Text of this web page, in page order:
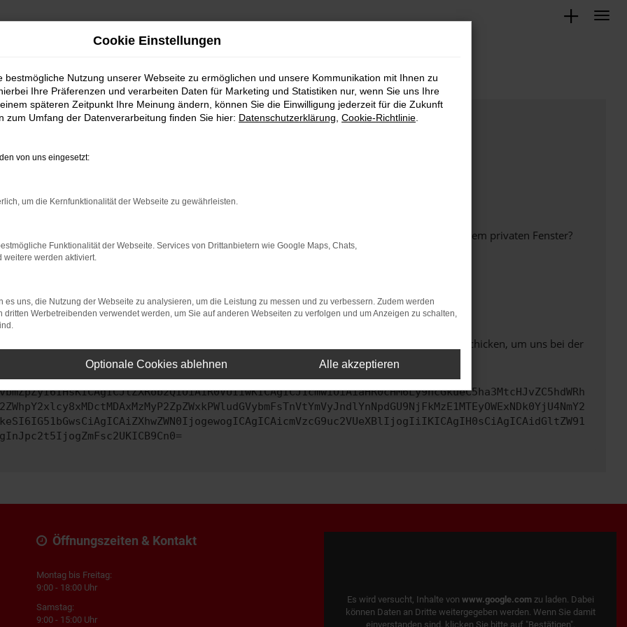
bestimmter Seiten verhindern. Funktioniert die Seite in einem anderen Browser oder in einem privaten Fenster?
beheben.
auf dem neuesten Stand sind.
kann auch dazu führen, dass bestimmte Funktionen nicht mehr unterstützt werden.
uns bitte. Wir werden versuchen, das Problem zu beheben. Du kannst uns diesen Text schicken, um uns bei der
Öffnungszeiten & Kontakt
Montag bis Freitag:
9:00 - 18:00 Uhr
Samstag:
9:00 - 15:00 Uhr
Es wird versucht, Inhalte von www.google.comzu laden. Dabei
können Daten an Dritte weitergegeben werden. Wenn Sie damit
einverstanden sind, klicken Sie bitte auf "Bestätigen".
Cookie Einstellungen
bestmögliche Nutzung unserer Webseite zu ermöglichen und unsere Kommunikation mit Ihnen zu
Ihre Präferenzen und verarbeiten Daten für Marketing und Statistiken nur, wenn Sie uns Ihre
späteren Zeitpunkt Ihre Meinung ändern, können Sie die Einwilligung jederzeit für die Zukunft
zum Umfang der Datenverarbeitung finden Sie hier: Datenschutzerklärung Cookie-Richtlinie
von uns eingesetzt:
um die Kernfunktionalität der Webseite zu gewährleisten.
Funktionalität der Webseite. Services von Drittanbietern wie Google Maps, Chats,
weitere werden aktiviert.
es uns, die Nutzung der Webseite zu analysieren, um die Leistung zu messen und zu verbessern. Zudem werden
dritten Werbetreibenden verwendet werden, um Sie auf anderen Webseiten zu verfolgen und um Anzeigen zu schalten,
Optionale Cookies ablehnen Alle akzeptieren